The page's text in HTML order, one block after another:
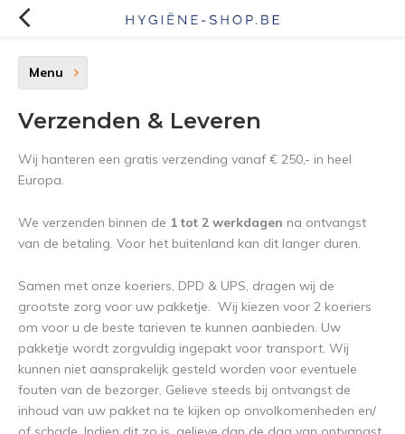
Menu
Verzenden & Leveren
Wij hanteren een gratis verzending vanaf € 250,- in heel
Europa.
We verzenden binnen de 1 tot 2 werkdagen na ontvangst
van de betaling. Voor het buitenland kan dit langer duren.
Samen met onze koeriers, DPD & UPS, dragen wij de
grootste zorg voor uw pakketje. Wij kiezen voor 2 koeriers
om voor u de beste tarieven te kunnen aanbieden. Uw
pakketje wordt zorgvuldig ingepakt voor transport. Wij
kunnen niet aansprakelijk gesteld worden voor eventuele
fouten van de bezorger. Gelieve steeds bij ontvangst de
inhoud van uw pakket na te kijken op onvolkomenheden en/